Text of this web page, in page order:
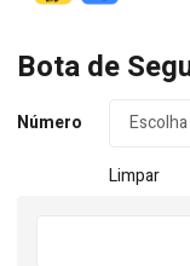
Bota de
Número
Limpar